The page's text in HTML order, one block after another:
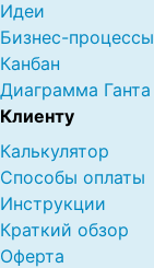
Идеи
Бизнес-процессы
Канбан
Диаграмма Ганта
Клиенту
Калькулятор
Способы оплаты
Инструкции
Краткий обзор
Оферта